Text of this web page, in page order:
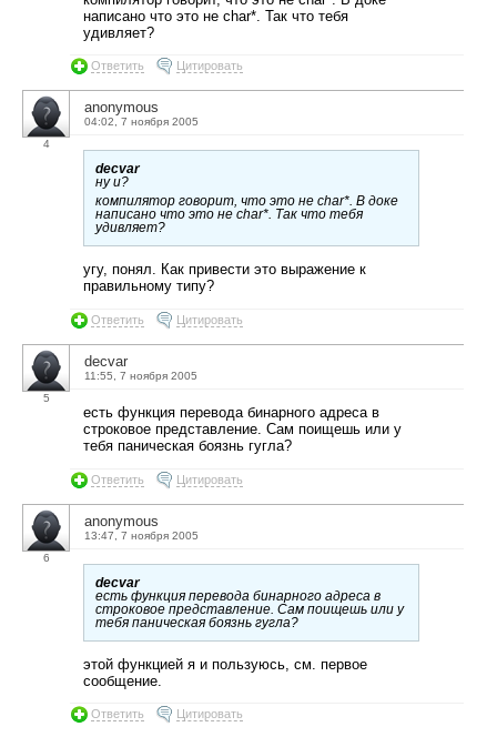
написано что это не char*. Так что тебя
удивляет?
Ответить Цитировать
4
anonymous
04:02, 7 ноября 2005
decvar
ну и?
компилятор говорит, что это не char*. В доке
написано что это не char*. Так что тебя
удивляет?
угу, понял. Как привести это выражение к
правильному типу?
Ответить Цитировать
5
decvar
11:55, 7 ноября 2005
есть функция перевода бинарного адреса в
строковое представление. Сам поищешь или у
тебя паническая боязнь гугла?
Ответить Цитировать
6
anonymous
13:47, 7 ноября 2005
decvar
есть функция перевода бинарного адреса в
строковое представление. Сам поищешь или у
тебя паническая боязнь гугла?
этой функцией я и пользуюсь, см. первое
сообщение.
Ответить Цитировать